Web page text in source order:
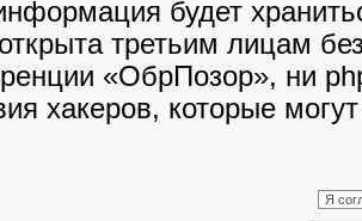
будет
третьим лицам
«ОбрПозор», ни
хакеров, которые